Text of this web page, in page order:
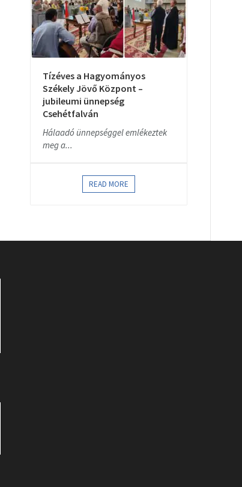
Tízéves a Hagyományos
Székely Jövő Központ –
jubileumi ünnepség
Csehétfalván
Hálaadó ünnepséggel emlékeztek
meg a...
READ MORE